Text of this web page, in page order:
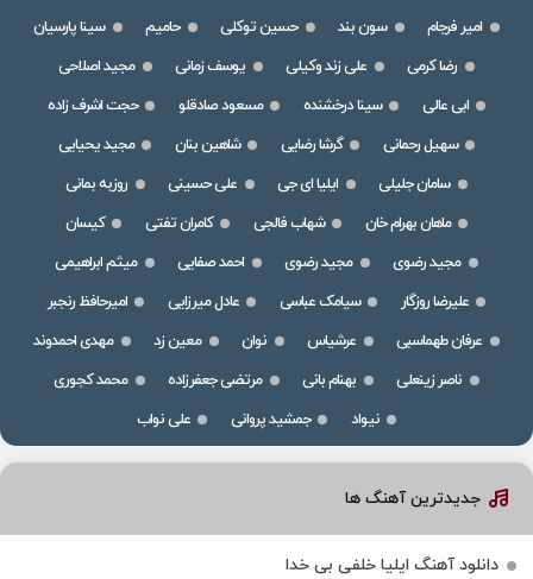
امیر فرجام سون بند حسین توکلی حامیم
سینا پارسیان
رضا کرمی
علی زند وکیلی یوسف زمانی
مجید اصلاحی
ابی عالی
سینا درخشنده مسعود صادقلو
حجت اشرف زاده
سهیل رحمانی
گرشا رضایی شاهین بنان
مجید یحیایی
سامان جلیلی
ایلیا ای جی علی حسینی
روزبه بمانی
ماهان بهرام خان
شهاب فالجی کامران تفتی
کیسان
مجید رضوی
مجید رضوی احمد صفایی
میثم ابراهیمی
علیرضا روزگار
سیامک عباسی عادل میرزایی
امیرحافظ رنجبر
عرفان طهماسبی
عرشیاس نوان معین زد
مهدی احمدوند
ناصر زینعلی
بهنام بانی مرتضی جعفرزاده
محمد کجوری
نیواد
جمشید پروانی علی نواب
جدیدترین آهنگ ها
دانلود آهنگ ایلیا خلفی بی خدا